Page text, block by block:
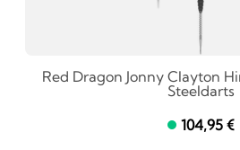
Red Dragon Jonny Clayton
Steeldarts
104,95 €